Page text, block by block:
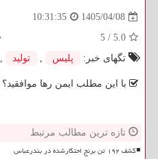
1405/04/08
10:31:35
5.0
/
5
تگهای خبر:
پلیس , تولید ,
با این مطلب ایمن رها موافقید؟
تازه ترین مطالب مرتبط
کشف ۱۹۲ تن برنج احتکارشده در بندرعباس